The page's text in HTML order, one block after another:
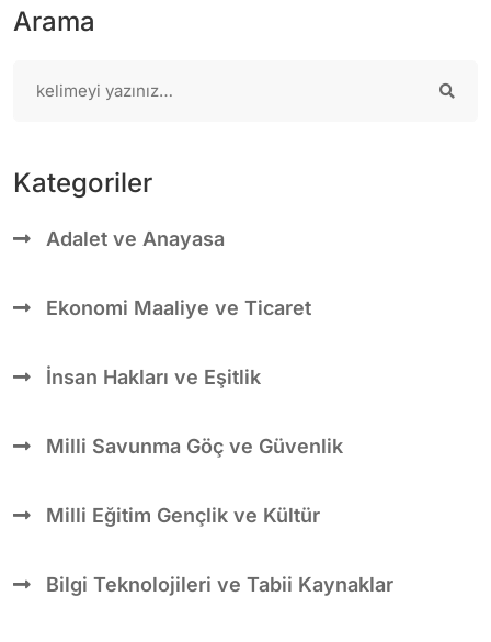
Arama
Kategoriler
Adalet ve Anayasa
Ekonomi Maaliye ve Ticaret
İnsan Hakları ve Eşitlik
Milli Savunma Göç ve Güvenlik
Milli Eğitim Gençlik ve Kültür
Bilgi Teknolojileri ve Tabii Kaynaklar